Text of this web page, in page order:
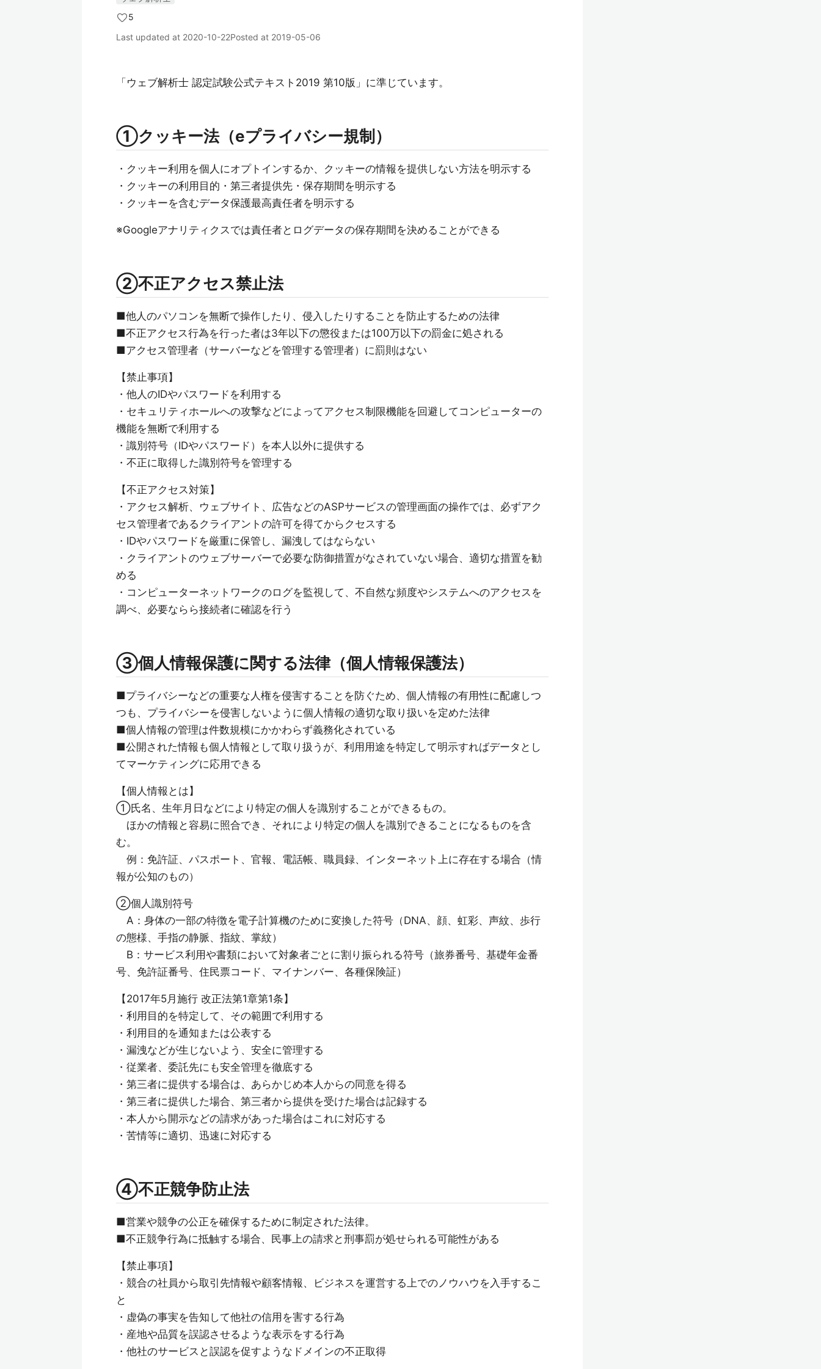
5
Last updated at 2020-10-22Posted at 2019-05-06
「ウェブ解析士 認定試験公式テキスト2019 第10版」に準じています。
①クッキー法（eプライバシー規制）
・クッキー利用を個人にオプトインするか、クッキーの情報を提供しない方法を明示する
・クッキーの利用目的・第三者提供先・保存期間を明示する
・クッキーを含むデータ保護最高責任者を明示する
※Googleアナリティクスでは責任者とログデータの保存期間を決めることができる
②不正アクセス禁止法
■他人のパソコンを無断で操作したり、侵入したりすることを防止するための法律
■不正アクセス行為を行った者は3年以下の懲役または100万以下の罰金に処される
■アクセス管理者（サーバーなどを管理する管理者）に罰則はない
【禁止事項】
・他人のIDやパスワードを利用する
・セキュリティホールへの攻撃などによってアクセス制限機能を回避してコンピューターの
機能を無断で利用する
・識別符号（IDやパスワード）を本人以外に提供する
・不正に取得した識別符号を管理する
【不正アクセス対策】
・アクセス解析、ウェブサイト、広告などのASPサービスの管理画面の操作では、必ずアク
セス管理者であるクライアントの許可を得てからクセスする
・IDやパスワードを厳重に保管し、漏洩してはならない
・クライアントのウェブサーバーで必要な防御措置がなされていない場合、適切な措置を勧
める
・コンピューターネットワークのログを監視して、不自然な頻度やシステムへのアクセスを
調べ、必要ならら接続者に確認を行う
③個人情報保護に関する法律（個人情報保護法）
■プライバシーなどの重要な人権を侵害することを防ぐため、個人情報の有用性に配慮しつ
つも、プライバシーを侵害しないように個人情報の適切な取り扱いを定めた法律
■個人情報の管理は件数規模にかかわらず義務化されている
■公開された情報も個人情報として取り扱うが、利用用途を特定して明示すればデータとし
てマーケティングに応用できる
【個人情報とは】
①氏名、生年月日などにより特定の個人を識別することができるもの。
ほかの情報と容易に照合でき、それにより特定の個人を識別できることになるものを含
む。
例：免許証、パスポート、官報、電話帳、職員録、インターネット上に存在する場合（情
報が公知のもの）
②個人識別符号
A：身体の一部の特徴を電子計算機のために変換した符号（DNA、顔、虹彩、声紋、歩行
の態様、手指の静脈、指紋、掌紋）
B：サービス利用や書類において対象者ごとに割り振られる符号（旅券番号、基礎年金番
号、免許証番号、住民票コード、マイナンバー、各種保険証）
【2017年5月施行 改正法第1章第1条】
・利用目的を特定して、その範囲で利用する
・利用目的を通知または公表する
・漏洩などが生じないよう、安全に管理する
・従業者、委託先にも安全管理を徹底する
・第三者に提供する場合は、あらかじめ本人からの同意を得る
・第三者に提供した場合、第三者から提供を受けた場合は記録する
・本人から開示などの請求があった場合はこれに対応する
・苦情等に適切、迅速に対応する
④不正競争防止法
■営業や競争の公正を確保するために制定された法律。
■不正競争行為に抵触する場合、民事上の請求と刑事罰が処せられる可能性がある
【禁止事項】
・競合の社員から取引先情報や顧客情報、ビジネスを運営する上でのノウハウを入手するこ
と
・虚偽の事実を告知して他社の信用を害する行為
・産地や品質を誤認させるような表示をする行為
・他社のサービスと誤認を促すようなドメインの不正取得